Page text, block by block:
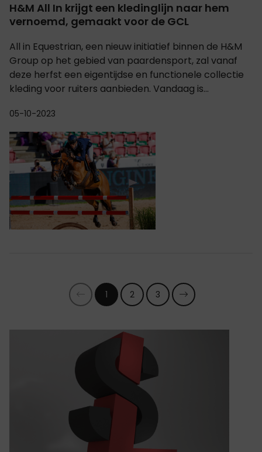
H&M All In krijgt een kledinglijn naar hem
vernoemd, gemaakt voor de GCL
All in Equestrian, een nieuw initiatief binnen de H&M
Group op het gebied van paardensport, zal vanaf
deze herfst een eigentijdse en functionele collectie
kleding voor ruiters aanbieden. Vandaag is...
05-10-2023
1 2 3